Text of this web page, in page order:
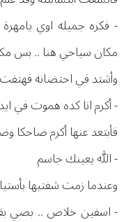
- فكره جميله اوي
مكان سياحي هنا .. بس
وأشتد في احتضانه
- أكرم انا كده هموت
فأبتعد عنها أكرم ضاحكا
- الله يعينك جاسم
وعندما زمت شفتيها
- اسفين خلاص .. بصي